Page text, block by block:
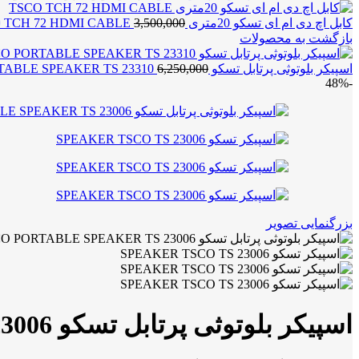
کابل اچ دی ام ای تسکو 20متری TSCO TCH 72 HDMI CABLE 3,500,000
بازگشت به محصولات
اسپیکر بلوتوثی پرتابل تسکو TSCO PORTABLE SPEAKER TS 23310 6,250,000
-48%
بزرگنمایی تصویر
اسپیکر بلوتوثی پرتابل تسکو TSCO PORTABLE SPEAKER TS 23006